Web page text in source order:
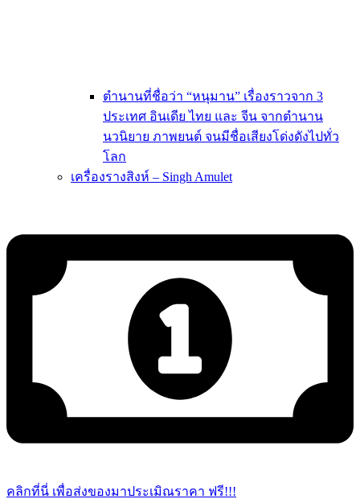
ตำนานที่ชื่อว่า “หนุมาน” เรื่องราวจาก 3
ประเทศ อินเดีย ไทย และ จีน จากตำนาน
นวนิยาย ภาพยนต์ จนมีชื่อเสียงโด่งดังไปทั่ว
โลก
เครื่องรางสิงห์ – Singh Amulet
คลิกที่นี่ เพื่อส่งของมาประเมิณราคา ฟรี!!!